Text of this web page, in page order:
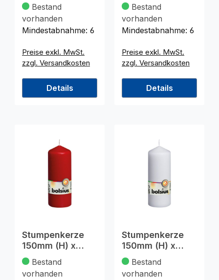
weiss
Bestand
vorhanden
Mindestabnahme: 6
Preise exkl. MwSt.
zzgl. Versandkosten
Details
champagnerfar
Bestand
vorhanden
Mindestabnahme: 6
Preise exkl. MwSt.
zzgl. Versandkosten
Details
Stumpenkerze
150mm (H) x
58mm (DM), rot
Bestand
vorhanden
Stumpenkerze
150mm (H) x
58mm (DM),
weiss
Bestand
vorhanden